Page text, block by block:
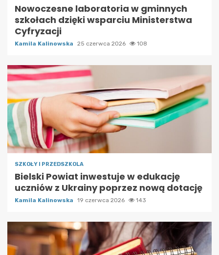
Nowoczesne laboratoria w gminnych
szkołach dzięki wsparciu Ministerstwa
Cyfryzacji
Kamila Kalinowska 25 czerwca 2026 108
SZKOŁY I PRZEDSZKOLA
Bielski Powiat inwestuje w edukację
uczniów z Ukrainy poprzez nową dotację
Kamila Kalinowska 19 czerwca 2026 143